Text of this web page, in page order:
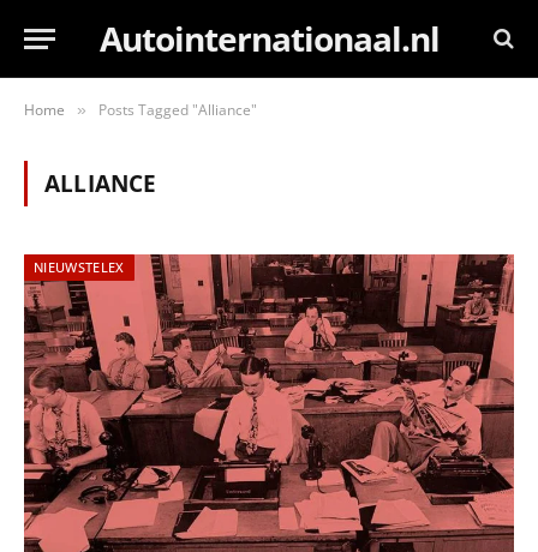
Autointernationaal.nl
Home » Posts Tagged "Alliance"
ALLIANCE
NIEUWSTELEX